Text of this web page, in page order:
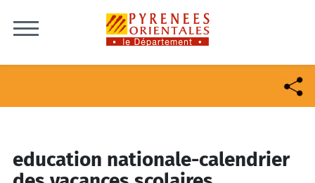
education nationale-calendrier